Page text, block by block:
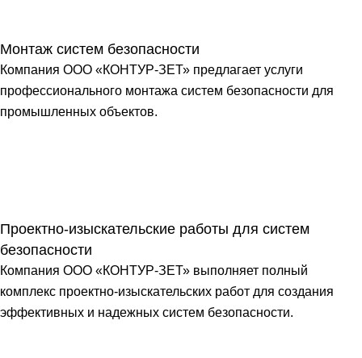
Монтаж систем безопасности
Компания ООО «КОНТУР-ЗЕТ» предлагает услуги
профессионального монтажа систем безопасности для
промышленных объектов.
Проектно-изыскательские работы для систем
безопасности
Компания ООО «КОНТУР-ЗЕТ» выполняет полный
комплекс проектно-изыскательских работ для создания
эффективных и надежных систем безопасности.